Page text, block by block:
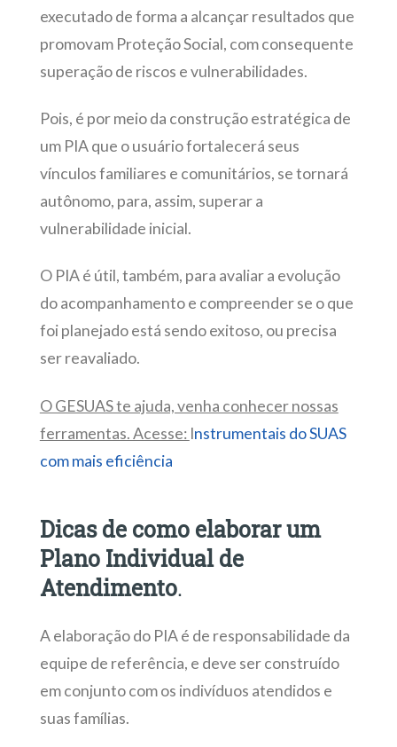
executado de forma a alcançar resultados que
promovam Proteção Social, com consequente
superação de riscos e vulnerabilidades.
Pois, é por meio da construção estratégica de
um PIA que o usuário fortalecerá seus
vínculos familiares e comunitários, se tornará
autônomo, para, assim, superar a
vulnerabilidade inicial.
O PIA é útil, também, para avaliar a evolução
do acompanhamento e compreender se o que
foi planejado está sendo exitoso, ou precisa
ser reavaliado.
O GESUAS te ajuda, venha conhecer nossas
ferramentas. Acesse: Instrumentais do SUAS
com mais eficiência
Dicas de como elaborar um
Plano Individual de
Atendimento.
A elaboração do PIA é de responsabilidade da
equipe de referência, e deve ser construído
em conjunto com os indivíduos atendidos e
suas famílias.